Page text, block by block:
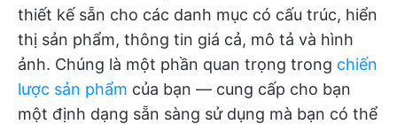
thiết kế sẵn cho các danh mục có cấu trúc, hiển
thị sản phẩm, thông tin giá cả, mô tả và hình
ảnh. Chúng là một phần quan trọng trong chiến
lược sản phẩm của bạn — cung cấp cho bạn
một định dạng sẵn sàng sử dụng mà bạn có thể